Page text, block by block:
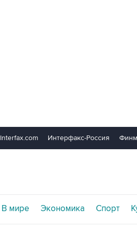
Interfax.com Интерфакс-Россия
В мире Экономика Спорт